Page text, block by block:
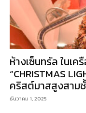
ห้างเซ็นทรัล ในเค
“CHRISTMAS
คริสต์มาสสูงสาม
ธันวาคม 1, 2025